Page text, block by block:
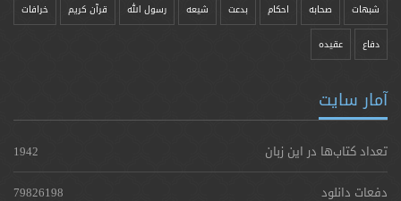
شبهات صحابه احکام بدعت شیعه رسول الله قرآن کریم خرافات
دفاع عقیده
آمار سایت
تعداد کتاب‌ها در این زبان
1942
دفعات دانلود
79826198